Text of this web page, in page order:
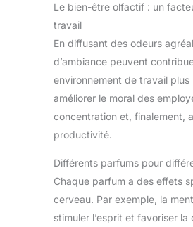
endommagés, veuillez
comprendre et nous
remplacement dès que
sommes très
gentillesse.
Le bien-être olfactif : un
travail
En diffusant des odeurs
d’ambiance peuvent
environnement de travail plus
améliorer le moral des
concentration et, finalement,
productivité.
Différents parfums pour
Chaque parfum a des effets
cerveau. Par exemple, la
stimuler l’esprit et favoriser